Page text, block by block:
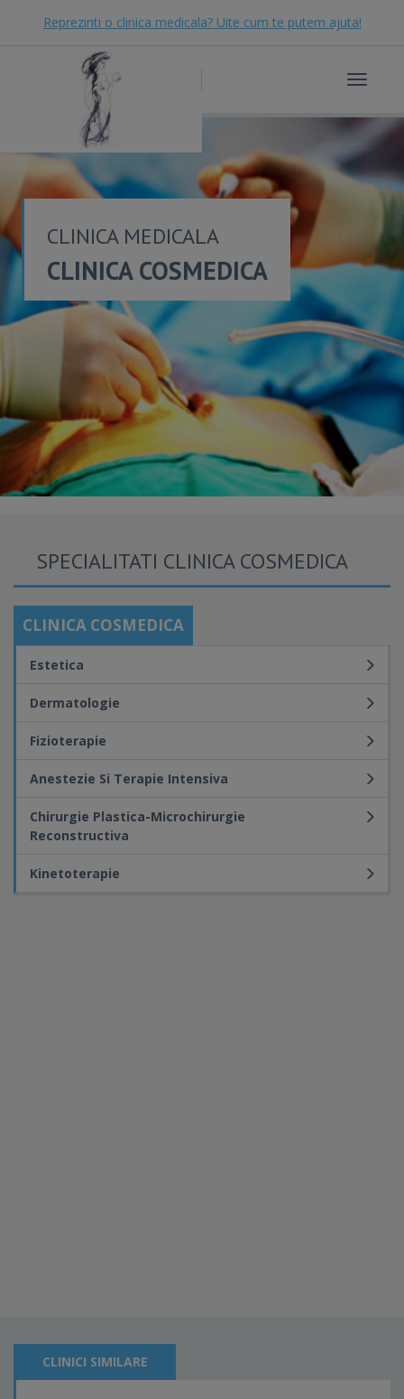
Reprezinti o clinica medicala? Uite cum te putem ajuta!
Toggle
CLINICA MEDICALA
CLINICA COSMEDICA
SPECIALITATI CLINICA COSMEDICA
CLINICA COSMEDICA
Estetica
Dermatologie
Fizioterapie
Anestezie Si Terapie Intensiva
Chirurgie Plastica-Microchirurgie
Reconstructiva
Kinetoterapie
CLINICI SIMILARE